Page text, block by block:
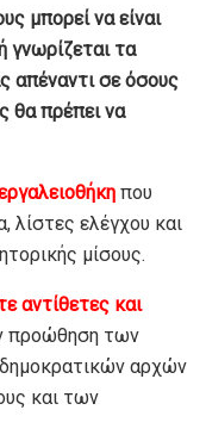
μπορεί να είναι
γνωρίζεται τα
απέναντι σε όσους
θα πρέπει να
που
λίστες ελέγχου και
μίσους.
αντίθετες και
προώθηση των
αρχών
και των